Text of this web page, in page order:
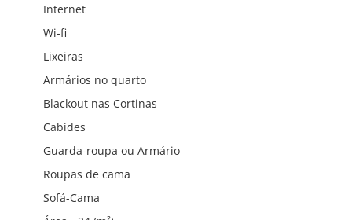
Internet
Wi-fi
Lixeiras
Armários no quarto
Blackout nas Cortinas
Cabides
Guarda-roupa ou Armário
Roupas de cama
Sofá-Cama